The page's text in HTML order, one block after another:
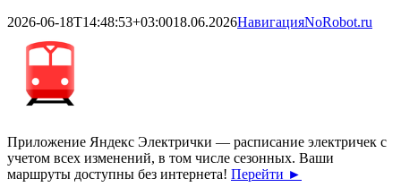
2026-06-18T14:48:53+03:0018.06.2026НавигацияNoRobot.ru
Приложение Яндекс Электрички — расписание электричек с
учетом всех изменений, в том числе сезонных. Ваши
маршруты доступны без интернета! Перейти ►